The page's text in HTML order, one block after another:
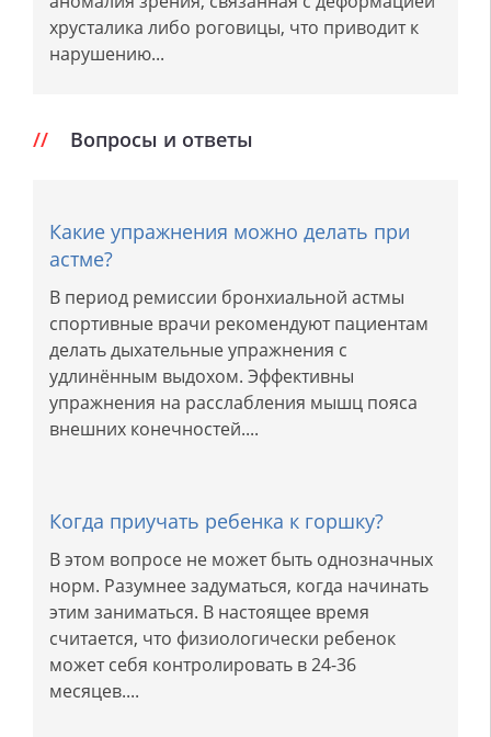
хрусталика либо роговицы, что приводит к
нарушению...
Вопросы и ответы
Какие упражнения можно делать при
астме?
В период ремиссии бронхиальной астмы
спортивные врачи рекомендуют пациентам
делать дыхательные упражнения с
удлинённым выдохом. Эффективны
упражнения на расслабления мышц пояса
внешних конечностей....
Когда приучать ребенка к горшку?
В этом вопросе не может быть однозначных
норм. Разумнее задуматься, когда начинать
этим заниматься. В настоящее время
считается, что физиологически ребенок
может себя контролировать в 24-36
месяцев....